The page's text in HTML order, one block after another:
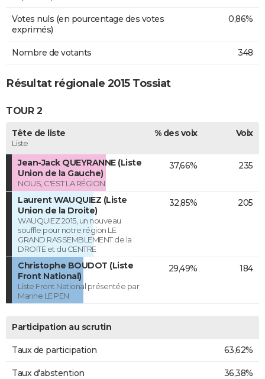
Votes nuls (en pourcentage des votes
exprimés)
0,86%
Nombre de votants 348
Résultat régionale 2015 Tossiat
TOUR 2
Tête de liste
Liste
% des voix Voix
Jean-Jack QUEYRANNE (Liste
Union de la Gauche)
NOUS, C'EST LA RÉGION
37,66% 235
Laurent WAUQUIEZ (Liste
Union de la Droite)
WAUQUIEZ 2015, un nouveau
souffle pour notre région LE
GRAND RASSEMBLEMENT de la
DROITE et du CENTRE
32,85% 205
Christophe BOUDOT (Liste
Front National)
Liste Front National présentée par
Marine LE PEN
29,49% 184
Participation au scrutin
Taux de participation 63,62%
Taux d'abstention 36,38%